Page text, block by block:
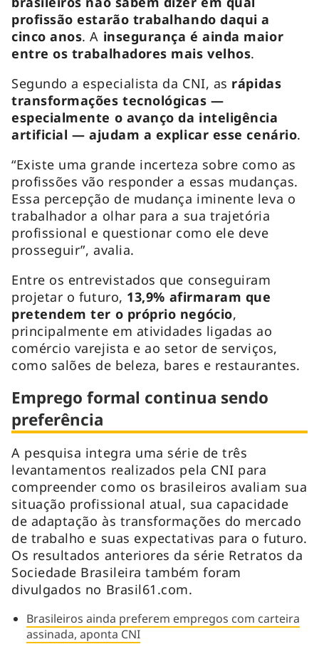
profissão estarão trabalhando daqui a
cinco anos. A insegurança é ainda maior
entre os trabalhadores mais velhos.
Segundo a especialista da CNI, as rápidas
transformações tecnológicas —
especialmente o avanço da inteligência
artificial — ajudam a explicar esse cenário.
“Existe uma grande incerteza sobre como as
profissões vão responder a essas mudanças.
Essa percepção de mudança iminente leva o
trabalhador a olhar para a sua trajetória
profissional e questionar como ele deve
prosseguir”, avalia.
Entre os entrevistados que conseguiram
projetar o futuro, 13,9% afirmaram que
pretendem ter o próprio negócio,
principalmente em atividades ligadas ao
comércio varejista e ao setor de serviços,
como salões de beleza, bares e restaurantes.
Emprego formal continua sendo
preferência
A pesquisa integra uma série de três
levantamentos realizados pela CNI para
compreender como os brasileiros avaliam sua
situação profissional atual, sua capacidade
de adaptação às transformações do mercado
de trabalho e suas expectativas para o futuro.
Os resultados anteriores da série Retratos da
Sociedade Brasileira também foram
divulgados no Brasil61.com.
Brasileiros ainda preferem empregos com carteira
assinada, aponta CNI